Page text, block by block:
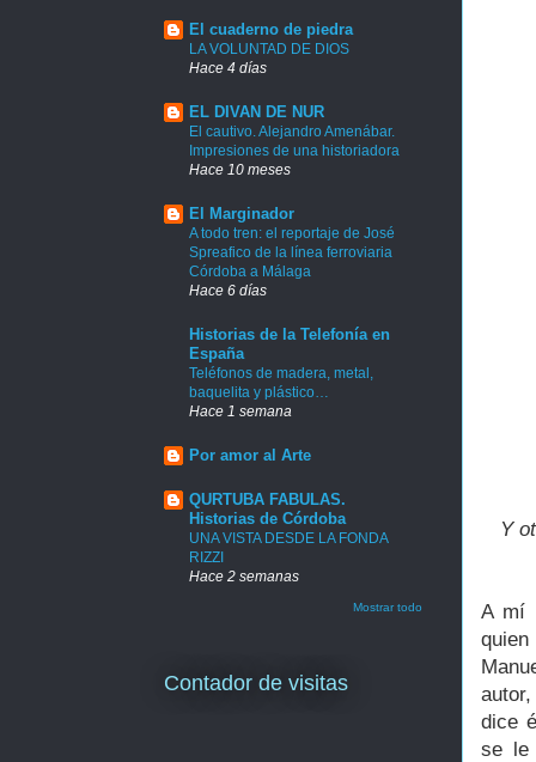
Y
A mí
dice
se le
El cuaderno de piedra
LA VOLUNTAD DE DIOS
Hace 4 días
EL DIVAN DE NUR
El cautivo. Alejandro Amenábar.
Impresiones de una historiadora
Hace 10 meses
El Marginador
A todo tren: el reportaje de José
Spreafico de la línea ferroviaria
Córdoba a Málaga
Hace 6 días
Historias de la Telefonía en
España
Teléfonos de madera, metal,
baquelita y plástico…
Hace 1 semana
Por amor al Arte
QURTUBA FABULAS.
Historias de Córdoba
UNA VISTA DESDE LA FONDA
RIZZI
Hace 2 semanas
Mostrar todo
Contador de visitas